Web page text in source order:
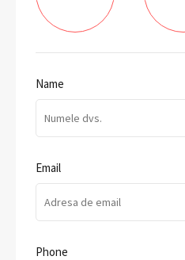
Name
Email
Phone